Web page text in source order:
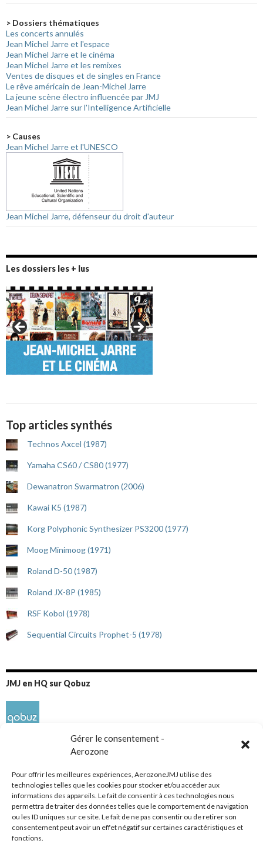
Gérer le consentement -
Aerozone
Pour offrir les meilleures expériences, AerozoneJMJ utilise des
technologies telles que les cookies pour stocker et/ou accéder aux
informations des appareils. Le fait de consentir à ces technologies nous
permettra de traiter des données telles que le comportement de navigation
ou les ID uniques sur ce site. Le fait de ne pas consentir ou de retirer son
consentement peut avoir un effet négatif sur certaines caractéristiques et
fonctions.
> Dossiers thématiques
Les concerts annulés
Jean Michel Jarre et l'espace
Jean Michel Jarre et le cinéma
Jean Michel Jarre et les remixes
Ventes de disques et de singles en France
Le rêve américain de Jean-Michel Jarre
La jeune scène électro influencée par JMJ
Jean Michel Jarre sur l'Intelligence Artificielle
> Causes
Jean Michel Jarre et l'UNESCO
Jean Michel Jarre, défenseur du droit d'auteur
Les dossiers les + lus
Top articles synthés
Technos Axcel (1987)
Yamaha CS60 / CS80 (1977)
Dewanatron Swarmatron (2006)
Kawai K5 (1987)
Korg Polyphonic Synthesizer PS3200 (1977)
Moog Minimoog (1971)
Roland D-50 (1987)
Roland JX-8P (1985)
RSF Kobol (1978)
Sequential Circuits Prophet-5 (1978)
JMJ en HQ sur Qobuz
Réseaux sociaux